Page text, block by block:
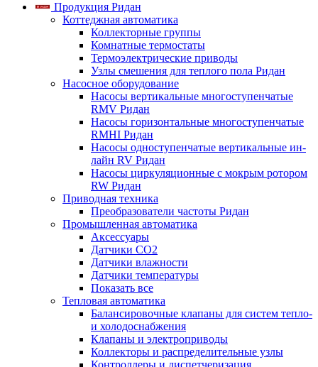
Продукция Ридан
Коттеджная автоматика
Коллекторные группы
Комнатные термостаты
Термоэлектрические приводы
Узлы смешения для теплого пола Ридан
Насосное оборудование
Насосы вертикальные многоступенчатые
RMV Ридан
Насосы горизонтальные многоступенчатые
RMHI Ридан
Насосы одноступенчатые вертикальные ин-
лайн RV Ридан
Насосы циркуляционные с мокрым ротором
RW Ридан
Приводная техника
Преобразователи частоты Ридан
Промышленная автоматика
Аксессуары
Датчики CO2
Датчики влажности
Датчики температуры
Показать все
Тепловая автоматика
Балансировочные клапаны для систем тепло-
и холодоснабжения
Клапаны и электроприводы
Коллекторы и распределительные узлы
Контроллеры и диспетчеризация